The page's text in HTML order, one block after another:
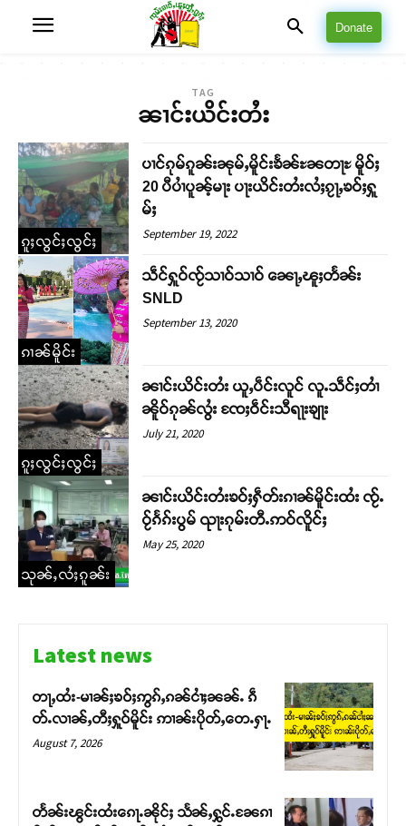
Support SHAN
Donate
TAG
ၼၢင်းယိင်းတႆး
ၵူႈလွင်ႈလွင်ႈ
ပၢင်ၵုမ်ၵူၼ်းၼုမ်ႇမိူင်းၶႅၼ်ႊၼတႃႊ မိူဝ်ႈ
20 ပီပၢႆပူၼ့်မႃး ပႃးယိင်းတႆးလႆႈၵႂႃႇၶဝ်ႈႁူ
မ်ႈ
September 19, 2022
ၵၢၼ်မိူင်း
သဵင်ႁူဝ်ၸႂ်သၢဝ်သၢဝ် ၼေႃႇၽူႈတႅၼ်း
SNLD
September 13, 2020
ၵူႈလွင်ႈလွင်ႈ
ၼၢင်းယိင်းတႆး ယူႇပဵင်းလူင် လူႉသဵင်ႈတၢႆ
ၼိူဝ်ၵုၼ်လွႆး ​ၸႄႈဝဵင်းသီရႃးၶျႃး
July 21, 2020
သုၼ်ႇလႆႈၵူၼ်း
ၼၢင်းယိင်းတႆးၶဝ်ႈႁဵတ်းၵၢၼ်မိူင်းထႆး ၸႂ်ႉ
ဝႂ်ၵႅၵ်းပွမ် ၺႃးၵုမ်းတီႉဢဝ်လိူင်ႈ
May 25, 2020
Latest news
တႃႇထႆး-မၢၼ်ႈၶဝ်ႈဢွၵ်ႇၵၼ်ငၢႆႈၼၼ်ႉ ၵဵ
တ်ႉလၢၼ်ႇတီႈႁူဝ်မိူင်း ဢၢၼ်းပိုတ်ႇတေႉႁႃႉ
August 7, 2026
တႅၼ်းၽွင်းထႆးၵေႃႉၼိုင်ႈ သႅၼ်ႇႁွင်ႉၼႄၵၢ